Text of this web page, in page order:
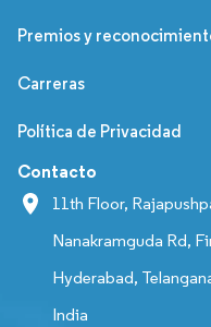
Premios y
Carreras
Política de Privacidad
Contacto
11th Floor,
Nanakramguda Rd,
Hyderabad,
India